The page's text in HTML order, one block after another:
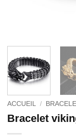
ACCUEIL /
Bracelet